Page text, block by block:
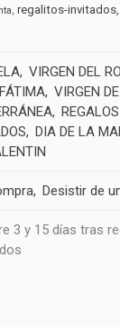
regalitos-invitados
VIRGEN DEL
VIRGEN
DIA DE LA
Desistir de
3 y 15 días tras